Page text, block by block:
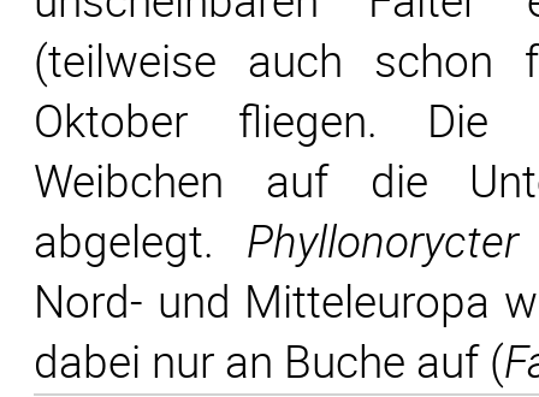
(teilweise auch schon
Oktober fliegen. Die
Weibchen auf die
abgelegt.
Nord- und Mitteleuropa
dabei nur an Buche auf (